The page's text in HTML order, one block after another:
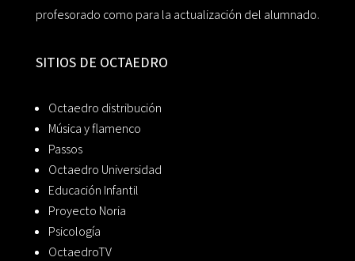
profesorado como para la actualización del alumnado.
SITIOS DE OCTAEDRO
Octaedro distribución
Música y flamenco
Passos
Octaedro Universidad
Educación Infantil
Proyecto Noria
Psicología
OctaedroTV